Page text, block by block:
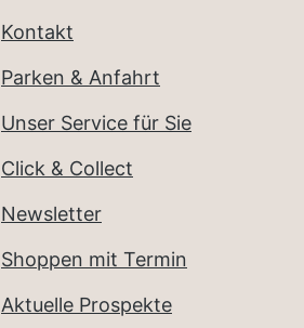
Kontakt
Parken & Anfahrt
Unser Service für Sie
Click & Collect
Newsletter
Shoppen mit Termin
Aktuelle Prospekte